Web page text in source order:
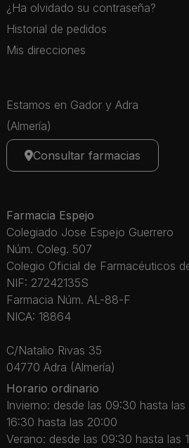
¿Ha olvidado su contraseña?
Historial de pedidos
Mis direcciones
Estamos en Gador y Adra
(Almería)
Consultar farmacias
Farmacia Espejo
Colegiado Jose Espejo Guerrero
Núm. Coleg. 507
Colegio Oficial de Farmacéuticos
NIF: 27242135S
Farmacia Núm. AL-88-F
NICA: 18864
C/Natalio Rivas 35
04770 Adra (Almería)
Horario ordinario
Invierno: desde las 09:30 hasta
16:30 hasta las 20:00
Verano: desde las 09:30 hasta las